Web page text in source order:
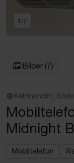
1 /7
Bilder (7)
Katrineholm,
Midnight
Mobiltelefon